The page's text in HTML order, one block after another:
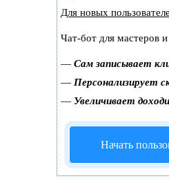
Для новых
Чат-бот для мастеров
— Сам записывает
— Персонализирует
— Увеличивает
Начать